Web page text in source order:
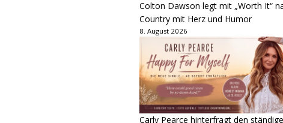
Colton Dawson legt mit „Worth It“
Country mit Herz und Humor
8. August 2026
Carly Pearce hinterfragt den